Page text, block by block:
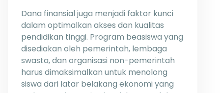
Dana finansial juga menjadi faktor kunci
dalam optimalkan akses dan kualitas
pendidikan tinggi. Program beasiswa yang
disediakan oleh pemerintah, lembaga
swasta, dan organisasi non-pemerintah
harus dimaksimalkan untuk menolong
siswa dari latar belakang ekonomi yang